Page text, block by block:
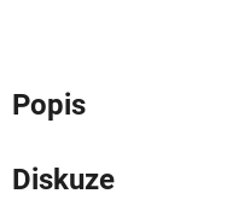
Popis
Diskuze